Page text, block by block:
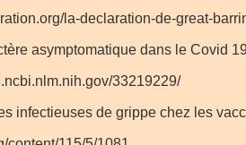
la-declaration-de-great-
asymptomatique dans le Covid
33219229/
infectieuses de grippe chez les